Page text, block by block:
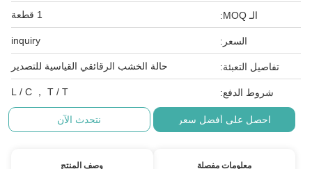
الـ MOQ: 1 قطعة
السعر: inquiry
تفاصيل التعبئة: حالة الخشب الرقائقي القياسية للتصدير
شروط الدفع: L / C ， T / T
احصل على أفضل سعر نتحدث الآن
معلومات مفصلة وصف المنتج